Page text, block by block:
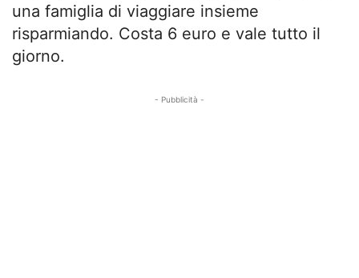
una famiglia di viaggiare insieme
risparmiando. Costa 6 euro e vale tutto il
giorno.
- Pubblicità -